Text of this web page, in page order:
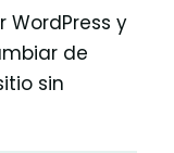
y
de
sin